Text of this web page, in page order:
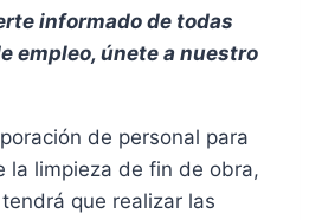
informado de todas
empleo, únete a nuestro
de personal para
la limpieza de fin de obra,
que realizar las